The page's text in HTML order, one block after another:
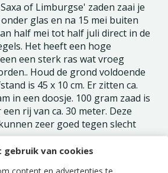
gebruik van cookies
content en advertenties te
of Limburgse' zaden zaai je
glas en na 15 mei buiten
half mei tot half juli direct in de
Het heeft een hoge
een sterk ras wat vroeg
Houd de grond voldoende
is 45 x 10 cm. Er zitten ca.
in een doosje. 100 gram zaad is
rij van ca. 30 meter. Deze
zeer goed tegen slecht